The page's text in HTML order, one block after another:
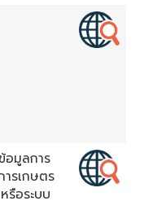
อมูลการ
ารเกษตร
รือระบบ